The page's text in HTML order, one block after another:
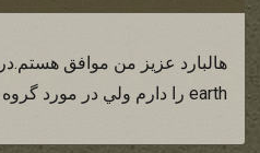
earth را دارم ولي در مورد گروه خواننده اين ترانه اصلا عاتي نداشتم.